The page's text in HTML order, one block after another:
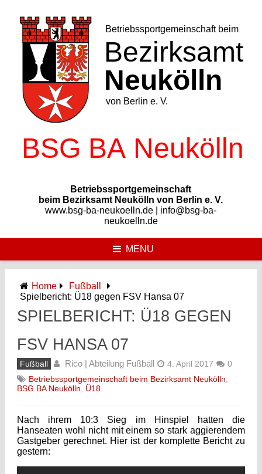
content
Betriebssportgemeinschaft
beim Bezirksamt Neukölln von Berlin e. V.
www.bsg-ba-neukoelln.de | info@bsg-ba-
neukoelln.de
MENU
Home
Fußball
Spielbericht: Ü18 gegen FSV Hansa 07
SPIELBERICHT: Ü18 GEGEN
FSV HANSA 07
Fußball Rico | Abteilung Fußball 4. April 2017
0
Betriebssportgemeinschaft beim Bezirksamt Neukölln
BSG BA Neukölln
Ü18
Nach ihrem 10:3 Sieg im Hinspiel hatten die
Hanseaten wohl nicht mit einem so stark aggierendem
Gastgeber gerechnet. Hier ist der komplette Bericht zu
gestern: